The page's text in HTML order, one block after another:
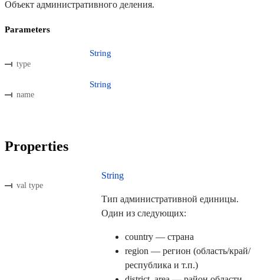
Объект административного деления.
Parameters
type
String
name
String
Properties
val type
String
Тип административной единицы.
Один из следующих:
country — страна
region — регион (область/край/
республика и т.п.)